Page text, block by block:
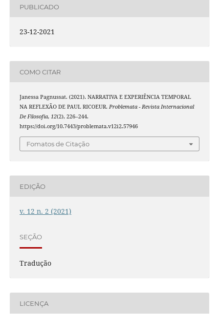
PUBLICADO
23-12-2021
COMO CITAR
Janessa Pagnussat. (2021). NARRATIVA E EXPERIÊNCIA TEMPORAL
NA REFLEXÃO DE PAUL RICOEUR. Problemata - Revista Internacional
De Filosofia, 12(2), 226–244.
https://doi.org/10.7443/problemata.v12i2.57946
Fomatos de Citação
EDIÇÃO
v. 12 n. 2 (2021)
SEÇÃO
Tradução
LICENÇA